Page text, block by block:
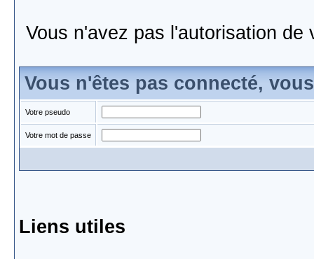
Vous n'avez pas l'autorisation de
Vous n'êtes pas connecté,
Votre pseudo
Votre mot de passe
Liens utiles